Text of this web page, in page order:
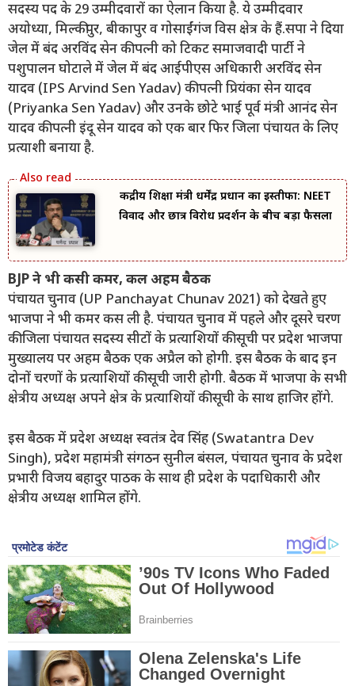
सदस्य पद के 29 उम्मीदवारों का ऐलान किया है. ये उम्मीदवार
अयोध्या, मिल्कीपुर, बीकापुर व गोसाईंगंज विस क्षेत्र के हैं.सपा ने दिया
जेल में बंद अरविंद सेन की पत्नी को टिकट समाजवादी पार्टी ने
पशुपालन घोटाले में जेल में बंद आईपीएस अधिकारी अरविंद सेन
यादव (IPS Arvind Sen Yadav) की पत्नी प्रियंका सेन यादव
(Priyanka Sen Yadav) और उनके छोटे भाई पूर्व मंत्री आनंद सेन
यादव की पत्नी इंदू सेन यादव को एक बार फिर जिला पंचायत के लिए
प्रत्याशी बनाया है.
केंद्रीय शिक्षा मंत्री धर्मेंद्र प्रधान का इस्तीफा: NEET
विवाद और छात्र विरोध प्रदर्शन के बीच बड़ा फैसला
BJP ने भी कसी कमर, कल अहम बैठक
पंचायत चुनाव (UP Panchayat Chunav 2021) को देखते हुए
भाजपा ने भी कमर कस ली है. पंचायत चुनाव में पहले और दूसरे चरण
की जिला पंचायत सदस्य सीटों के प्रत्याशियों की सूची पर प्रदेश भाजपा
मुख्यालय पर अहम बैठक एक अप्रैल को होगी. इस बैठक के बाद इन
दोनों चरणों के प्रत्याशियों की सूची जारी होगी. बैठक में भाजपा के सभी
क्षेत्रीय अध्यक्ष अपने क्षेत्र के प्रत्याशियों की सूची के साथ हाजिर होंगे.
इस बैठक में प्रदेश अध्यक्ष स्वतंत्र देव सिंह (Swatantra Dev
Singh), प्रदेश महामंत्री संगठन सुनील बंसल, पंचायत चुनाव के प्रदेश
प्रभारी विजय बहादुर पाठक के साथ ही प्रदेश के पदाधिकारी और
क्षेत्रीय अध्यक्ष शामिल होंगे.